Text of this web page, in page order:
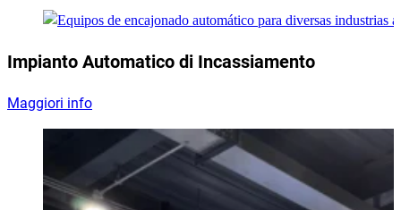
Impianto Automatico di Incassiamento
Maggiori info